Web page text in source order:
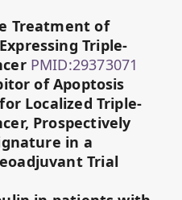
Treatment of
Triple-
PMID:29373071
of Apoptosis
Localized Triple-
Prospectively
in a
Trial